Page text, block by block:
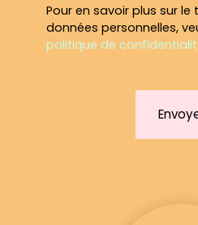
Pour en savoir plus sur
données personnelles,
politique de